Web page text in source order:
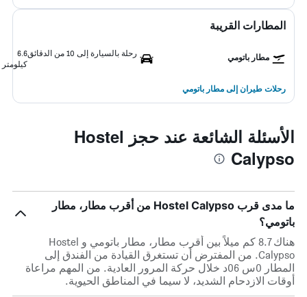
المطارات القريبة
مطار باتومي رحلة بالسيارة إلى 10 من الدقائق
6.6
كيلومتر
رحلات طيران إلى مطار باتومي
الأسئلة الشائعة عند حجز Hostel
Calypso
ما مدى قرب Hostel Calypso من أقرب مطار، مطار
باتومي؟
هناك 8.7 كم ميلاً بين أقرب مطار، مطار باتومي و Hostel
Calypso. من المفترض أن تستغرق القيادة من الفندق إلى
المطار 0س 06د خلال حركة المرور العادية. من المهم مراعاة
أوقات الازدحام الشديد، لا سيما في المناطق الحيوية.